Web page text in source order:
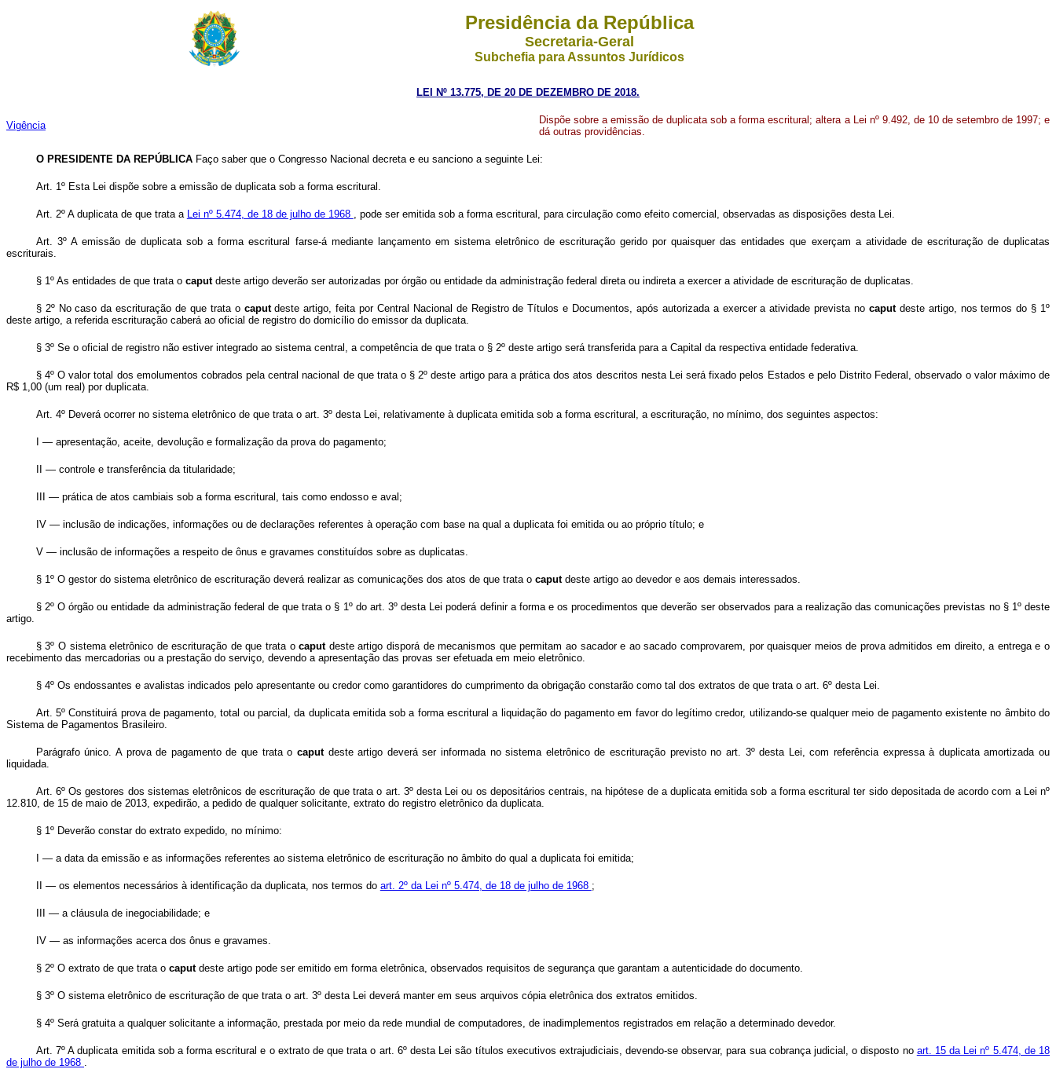
Presidência da República
Secretaria-Geral
Subchefia para Assuntos Jurídicos
LEI Nº 13.775, DE 20 DE DEZEMBRO DE 2018.
Vigência
Dispõe sobre a emissão de duplicata sob a forma escritural; altera a Lei nº 9.492, de 10 de setembro de 1997; e
dá outras providências.
O PRESIDENTE DA REPÚBLICA Faço saber que o Congresso Nacional decreta e eu sanciono a seguinte Lei:
Art. 1º Esta Lei dispõe sobre a emissão de duplicata sob a forma escritural.
Art. 2º A duplicata de que trata a Lei nº 5.474, de 18 de julho de 1968 , pode ser emitida sob a forma escritural, para circulação como efeito comercial, observadas as disposições desta Lei.
Art. 3º A emissão de duplicata sob a forma escritural far­se-á mediante lançamento em sistema eletrônico de escrituração gerido por quaisquer das entidades que exerçam a atividade de escrituração de duplicatas
escriturais.
§ 1º As entidades de que trata o caput deste artigo deverão ser autorizadas por órgão ou entidade da administração federal direta ou indireta a exercer a atividade de escrituração de duplicatas.
§ 2º No caso da escrituração de que trata o caputdeste artigo, feita por Central Nacional de Registro de Títulos e Documentos, após autorizada a exercer a atividade prevista no caput deste artigo, nos termos do § 1º
deste artigo, a referida escrituração caberá ao oficial de registro do domicílio do emissor da duplicata.
§ 3º Se o oficial de registro não estiver integrado ao sistema central, a competência de que trata o § 2º deste artigo será transferida para a Capital da respectiva entidade federativa.
§ 4º O valor total dos emolumentos cobrados pela central nacional de que trata o § 2º deste artigo para a prática dos atos descritos nesta Lei será fixado pelos Estados e pelo Distrito Federal, observado o valor máximo de
R$ 1,00 (um real) por duplicata.
Art. 4º Deverá ocorrer no sistema eletrônico de que trata o art. 3º desta Lei, relativamente à duplicata emitida sob a forma escritural, a escrituração, no mínimo, dos seguintes aspectos:
I — apresentação, aceite, devolução e formalização da prova do pagamento;
II — controle e transferência da titularidade;
III — prática de atos cambiais sob a forma escritural, tais como endosso e aval;
IV — inclusão de indicações, informações ou de declarações referentes à operação com base na qual a duplicata foi emitida ou ao próprio título; e
V — inclusão de informações a respeito de ônus e gravames constituídos sobre as duplicatas.
§ 1º O gestor do sistema eletrônico de escrituração deverá realizar as comunicações dos atos de que trata o caput deste artigo ao devedor e aos demais interessados.
§ 2º O órgão ou entidade da administração federal de que trata o § 1º do art. 3º desta Lei poderá definir a forma e os procedimentos que deverão ser observados para a realização das comunicações previstas no § 1º deste
artigo.
§ 3º O sistema eletrônico de escrituração de que trata ocaput deste artigo disporá de mecanismos que permitam ao sacador e ao sacado comprovarem, por quaisquer meios de prova admitidos em direito, a entrega e o
recebimento das mercadorias ou a prestação do serviço, devendo a apresentação das provas ser efetuada em meio eletrônico.
§ 4º Os endossantes e avalistas indicados pelo apresentante ou credor como garantidores do cumprimento da obrigação constarão como tal dos extratos de que trata o art. 6º desta Lei.
Art. 5º Constituirá prova de pagamento, total ou parcial, da duplicata emitida sob a forma escritural a liquidação do pagamento em favor do legítimo credor, utilizando-se qualquer meio de pagamento existente no âmbito do
Sistema de Pagamentos Brasileiro.
Parágrafo único. A prova de pagamento de que trata o caput deste artigo deverá ser informada no sistema eletrônico de escrituração previsto no art. 3º desta Lei, com referência expressa à duplicata amortizada ou
liquidada.
Art. 6º Os gestores dos sistemas eletrônicos de escrituração de que trata o art. 3º desta Lei ou os depositários centrais, na hipótese de a duplicata emitida sob a forma escritural ter sido depositada de acordo com a Lei nº
12.810, de 15 de maio de 2013, expedirão, a pedido de qualquer solicitante, extrato do registro eletrônico da duplicata.
§ 1º Deverão constar do extrato expedido, no mínimo:
I — a data da emissão e as informações referentes ao sistema eletrônico de escrituração no âmbito do qual a duplicata foi emitida;
II — os elementos necessários à identificação da duplicata, nos termos do art. 2º da Lei nº 5.474, de 18 de julho de 1968 ;
III — a cláusula de inegociabilidade; e
IV — as informações acerca dos ônus e gravames.
§ 2º O extrato de que trata o caput deste artigo pode ser emitido em forma eletrônica, observados requisitos de segurança que garantam a autenticidade do documento.
§ 3º O sistema eletrônico de escrituração de que trata o art. 3º desta Lei deverá manter em seus arquivos cópia eletrônica dos extratos emitidos.
§ 4º Será gratuita a qualquer solicitante a informação, prestada por meio da rede mundial de computadores, de inadimplementos registrados em relação a determinado devedor.
Art. 7º A duplicata emitida sob a forma escritural e o extrato de que trata o art. 6º desta Lei são títulos executivos extrajudiciais, devendo-se observar, para sua cobrança judicial, o disposto no art. 15 da Lei nº 5.474, de 18
de julho de 1968 .